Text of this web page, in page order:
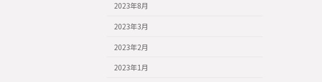
2023年8月
2023年3月
2023年2月
2023年1月